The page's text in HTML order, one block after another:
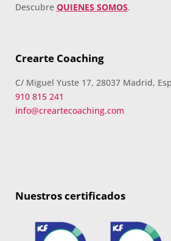
Descubre QUIENES SOMOS.
Crearte Coaching
C/ Miguel Yuste 17, 28037 Madrid,
910 815 241
info@creartecoaching.com
Nuestros certificados